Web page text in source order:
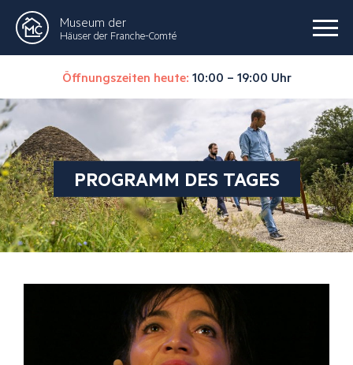
Museum der
Häuser der Franche-Comté
Öffnungszeiten heute: 10:00 – 19:00 Uhr
PROGRAMM DES TAGES